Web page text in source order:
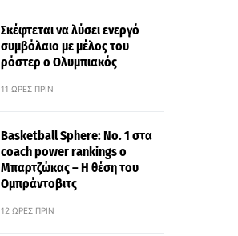
Σκέφτεται να λύσει ενεργό
συμβόλαιο με μέλος του
ρόστερ ο Ολυμπιακός
11 ΏΡΕΣ ΠΡΙΝ
Basketball Sphere: No. 1 στα
coach power rankings ο
Μπαρτζώκας – Η θέση του
Ομπράντοβιτς
12 ΏΡΕΣ ΠΡΙΝ